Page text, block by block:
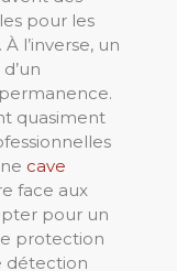
pour les
l’inverse, un
quasiment
cave
face aux
pour un
protection
détection